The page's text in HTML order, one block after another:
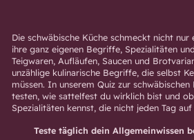
Die schwäbische Küche schmeckt nicht nur
ihre ganz eigenen Begriffe, Spezialitäten
Teigwaren, Aufläufen, Saucen und
unzählige kulinarische Begriffe, die selbst
müssen. In unserem Quiz zur
testen, wie sattelfest du wirklich bist und
Spezialitäten kennst, die nicht jeden Tag
Teste täglich dein Allgemeinwissen